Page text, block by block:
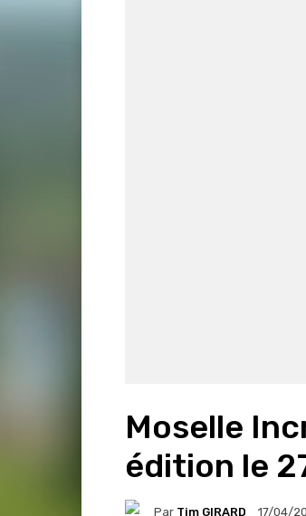
Moselle
édition le
Par Tim GIRARD 17/04/